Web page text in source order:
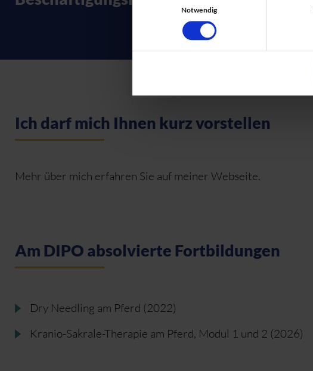
Notwendig
Ich darf mich Ihnen kurz vorstellen
Mehr über mich erfahren Sie auf meiner Webseite.
Am DIPO absolvierte Fortbildungen
Dry Needling am Pferd (2022)
Kranio-Sakrale-Therapie am Pferd, Modul 1 und 2 (2026)